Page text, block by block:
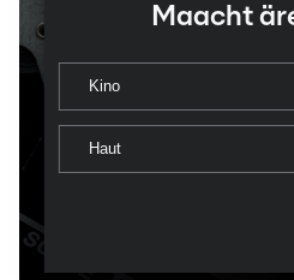
Maacht
Kino
Haut